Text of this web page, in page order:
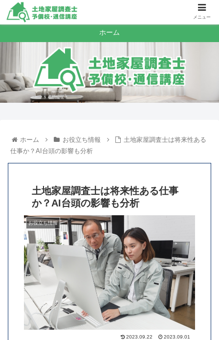
ホーム
ホーム お役立ち情報
土地家屋調査士は将来性ある
仕事か？AI台頭の影響も分析
土地家屋調査士は将来性ある仕事
か？AI台頭の影響も分析
お役立ち情報
2023.09.22 2023.09.01
メニュー